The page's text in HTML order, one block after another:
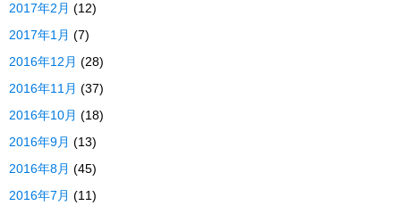
2017年2月 (12)
2017年1月 (7)
2016年12月 (28)
2016年11月 (37)
2016年10月 (18)
2016年9月 (13)
2016年8月 (45)
2016年7月 (11)